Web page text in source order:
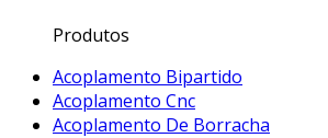
Produtos
Acoplamento Bipartido
Acoplamento Cnc
Acoplamento De Borracha